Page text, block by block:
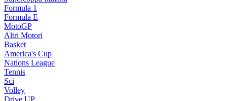
Formula 1
Formula E
MotoGP
Altri Motori
Basket
America's Cup
Nations League
Tennis
Sci
Volley